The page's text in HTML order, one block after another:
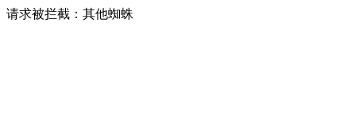
请求被拦截：其他蜘蛛